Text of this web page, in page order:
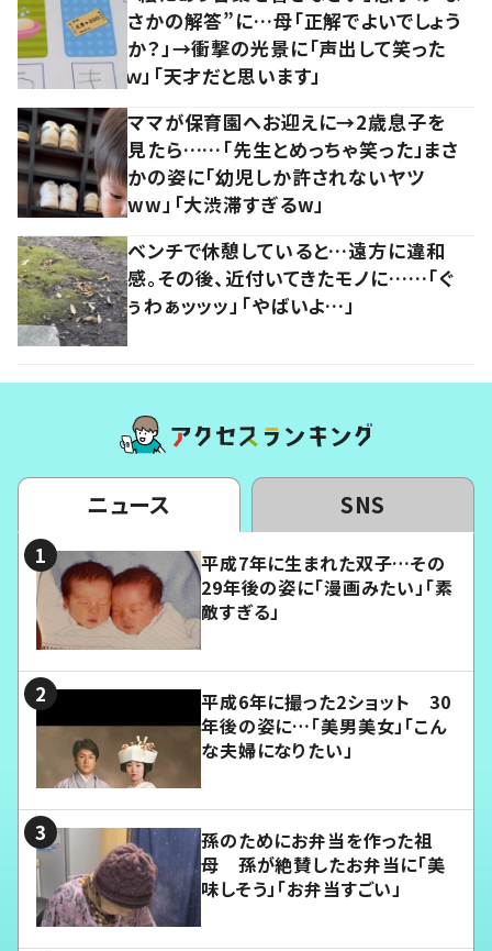
さかの解答”に…母「正解でよいでしょう
か？」→衝撃の光景に「声出して笑った
ｗ」「天才だと思います」
ママが保育園へお迎えに→2歳息子を
見たら……「先生とめっちゃ笑った」まさ
かの姿に「幼児しか許されないヤツ
ww」「大渋滞すぎるw」
ベンチで休憩していると…遠方に違和
感。その後、近付いてきたモノに……「ぐ
ぅわぁッッッ」「やばいよ…」
ニュース SNS
平成7年に生まれた双子…その
29年後の姿に「漫画みたい」「素
敵すぎる」
平成6年に撮った2ショット 30
年後の姿に…「美男美女」「こん
な夫婦になりたい」
孫のためにお弁当を作った祖
母 孫が絶賛したお弁当に「美
味しそう」「お弁当すごい」